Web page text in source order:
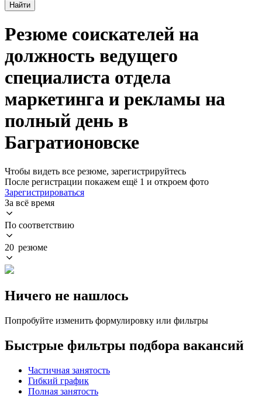
Найти
Резюме соискателей на
должность ведущего
специалиста отдела
маркетинга и рекламы на
полный день в
Багратионовске
Чтобы видеть все резюме, зарегистрируйтесь
После регистрации покажем ещё 1 и откроем фото
Зарегистрироваться
За всё время
По соответствию
20 резюме
Ничего не нашлось
Попробуйте изменить формулировку или фильтры
Быстрые фильтры подбора вакансий
Частичная занятость
Гибкий график
Полная занятость